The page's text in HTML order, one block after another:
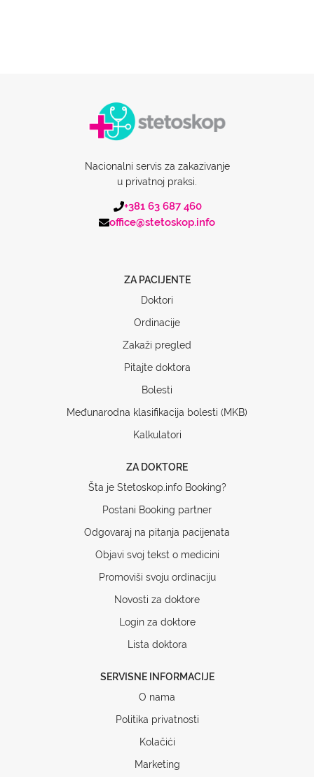
Nacionalni servis za zakazivanje
u privatnoj praksi.
+381 63 687 460
office@stetoskop.info
ZA PACIJENTE
Doktori
Ordinacije
Zakaži pregled
Pitajte doktora
Bolesti
Međunarodna klasifikacija bolesti (MKB)
Kalkulatori
ZA DOKTORE
Šta je Stetoskop.info Booking?
Postani Booking partner
Odgovaraj na pitanja pacijenata
Objavi svoj tekst o medicini
Promoviši svoju ordinaciju
Novosti za doktore
Login za doktore
Lista doktora
SERVISNE INFORMACIJE
O nama
Politika privatnosti
Kolačići
Marketing